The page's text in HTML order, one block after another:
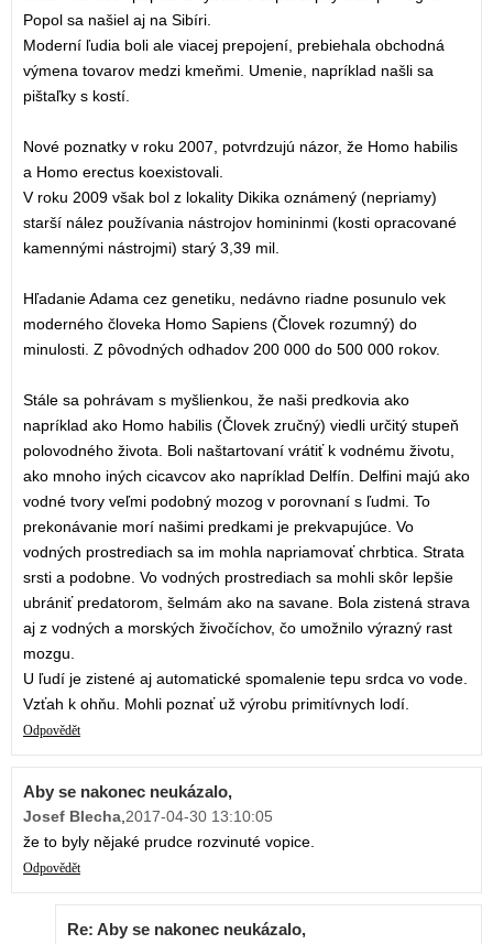
Popol sa našiel aj na Sibíri.
Moderní ľudia boli ale viacej prepojení, prebiehala obchodná
výmena tovarov medzi kmeňmi. Umenie, napríklad našli sa
pištaľky s kostí.
Nové poznatky v roku 2007, potvrdzujú názor, že Homo habilis
a Homo erectus koexistovali.
V roku 2009 však bol z lokality Dikika oznámený (nepriamy)
starší nález používania nástrojov homininmi (kosti opracované
kamennými nástrojmi) starý 3,39 mil.
Hľadanie Adama cez genetiku, nedávno riadne posunulo vek
moderného človeka Homo Sapiens (Človek rozumný) do
minulosti. Z pôvodných odhadov 200 000 do 500 000 rokov.
Stále sa pohrávam s myšlienkou, že naši predkovia ako
napríklad ako Homo habilis (Človek zručný) viedli určitý stupeň
polovodného života. Boli naštartovaní vrátiť k vodnému životu,
ako mnoho iných cicavcov ako napríklad Delfín. Delfini majú ako
vodné tvory veľmi podobný mozog v porovnaní s ľudmi. To
prekonávanie morí našimi predkami je prekvapujúce. Vo
vodných prostrediach sa im mohla napriamovať chrbtica. Strata
srsti a podobne. Vo vodných prostrediach sa mohli skôr lepšie
ubrániť predatorom, šelmám ako na savane. Bola zistená strava
aj z vodných a morských živočíchov, čo umožnilo výrazný rast
mozgu.
U ľudí je zistené aj automatické spomalenie tepu srdca vo vode.
Vzťah k ohňu. Mohli poznať už výrobu primitívnych lodí.
Odpovědět
Aby se nakonec neukázalo,
Josef Blecha,2017-04-30 13:10:05
že to byly nějaké prudce rozvinuté vopice.
Odpovědět
Re: Aby se nakonec neukázalo,